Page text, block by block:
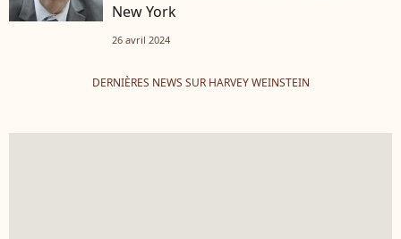
New York
26 avril 2024
DERNIÈRES NEWS SUR HARVEY WEINSTEIN